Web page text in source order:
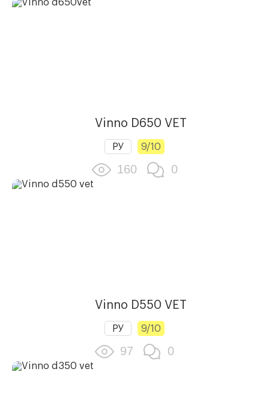
Vinno D650 VET
160 0
РУ 9/10
Vinno D550 VET
97 0
РУ 9/10